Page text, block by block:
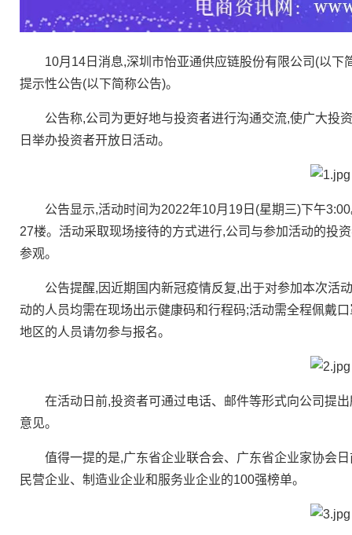
10月14日消息,深圳市怡亚通供应链股份有限公司(以下
提示性公告(以下简称公告)。
公告称,公司为更好地与投资者进行沟通交流,使广大投
日举办投资者开放日活动。
公告显示,活动时间为2022年10月19日(星期三)下午3:00
27楼。活动采取现场接待的方式进行,公司与参加活动的投
参观。
公告提醒,因近期国内新冠疫情反复,出于对参加本次活
动的人员均需在现场出示健康码和行程码;活动需全程佩戴
地区的人员请勿参与报名。
在活动日前,投资者可通过电话、邮件等形式向公司提出
意见。
值得一提的是,广东省企业联合会、广东省企业家协会日
民营企业、制造业企业和服务业企业的100强榜单。